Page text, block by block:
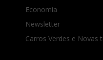
Economia
Newsletter
Carros Verdes e